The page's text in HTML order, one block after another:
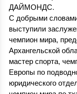
ДАЙМОНДС.
С добрыми
выступили
чемпион мира,
Архангельской
мастер спорта,
Европы по
юридического